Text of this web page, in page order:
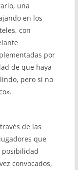
una
en los
con
por
de que haya
pero si no
de las
que
posibilidad
convocados,